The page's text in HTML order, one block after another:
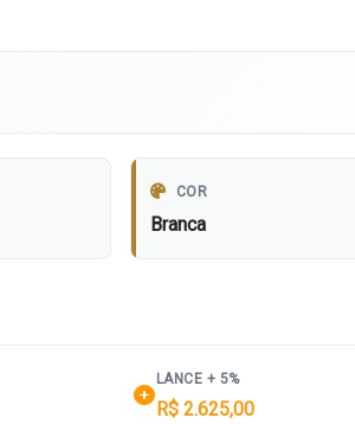
COR
Branca
LANCE + 5%
R$ 2.625,00